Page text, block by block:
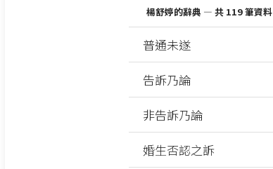
楊舒婷的辭典 — 共 119 筆資料
普通未遂
告訴乃論
非告訴乃論
婚生否認之訴